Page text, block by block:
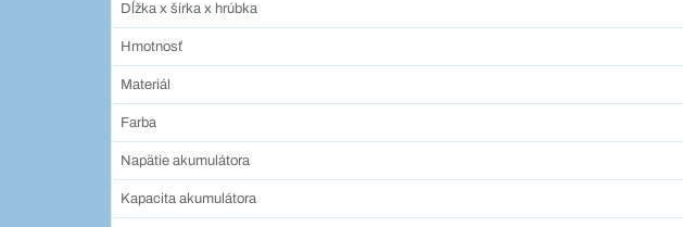
Dĺžka x šírka x hrúbka
Hmotnosť
Materiál
Farba
Napätie akumulátora
Kapacita akumulátora